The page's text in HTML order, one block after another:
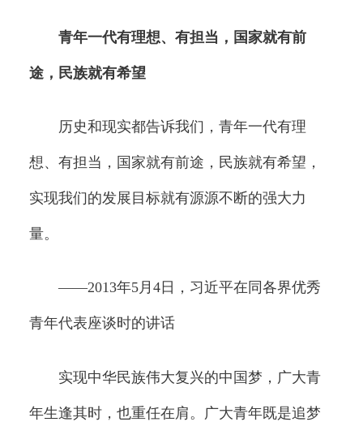
青年一代有理想、有担当，国家就有前
途，民族就有希望
历史和现实都告诉我们，青年一代有理
想、有担当，国家就有前途，民族就有希望，
实现我们的发展目标就有源源不断的强大力
量。
——2013年5月4日，习近平在同各界优秀
青年代表座谈时的讲话
实现中华民族伟大复兴的中国梦，广大青
年生逢其时，也重任在肩。广大青年既是追梦